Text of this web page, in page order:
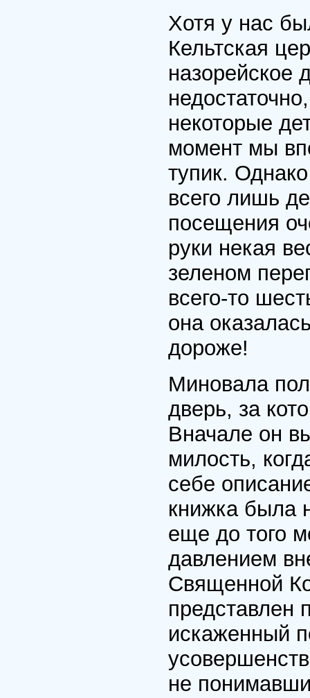
Хотя у нас
Кельтская
назорейское
некоторые
момент мы
тупик.
всего лишь
посещения
руки некая
зеленом
всего-то
она
дороже!
Миновала
дверь, за
Вначале он
милость,
себе
книжка была
еще до того
давлением
Священной
представлен
искаженный
не